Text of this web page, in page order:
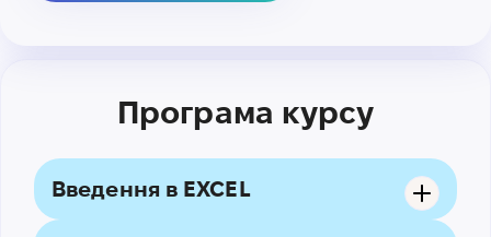
Програма курсу
Введення в EXCEL